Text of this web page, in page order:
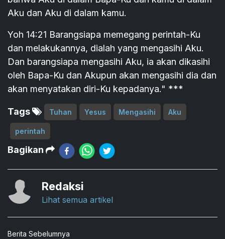
Aku dan Aku di dalam kamu.
Yoh 14:21 Barangsiapa memegang perintah-Ku
dan melakukannya, dialah yang mengasihi Aku.
Dan barangsiapa mengasihi Aku, ia akan dikasihi
oleh Bapa-Ku dan Akupun akan mengasihi dia dan
akan menyatakan diri-Ku kepadanya." ***
Tags Tuhan Yesus Mengasihi Aku
perintah
Bagikan
Redaksi
Lihat semua artikel
Berita Sebelumnya